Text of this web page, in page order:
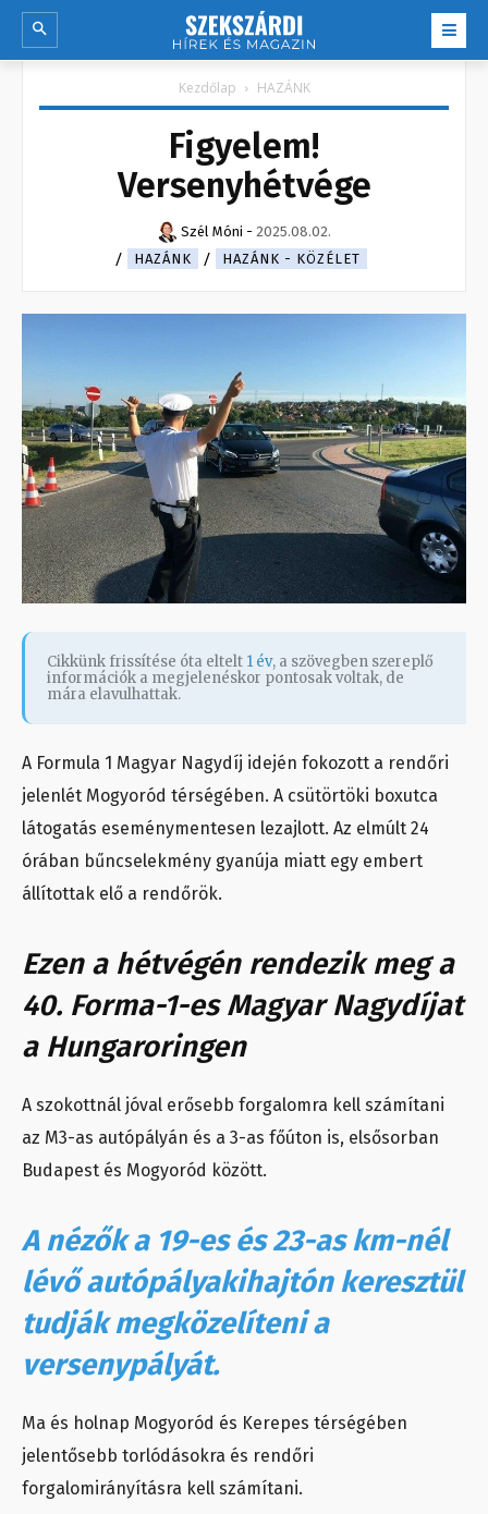
Kezdőlap HAZÁNK
Figyelem!
Versenyhétvége
Szél Móni - 2025.08.02.
HAZÁNK
HAZÁNK - KÖZÉLET
Cikkünk frissítése óta eltelt 1 év, a szövegben szereplő
információk a megjelenéskor pontosak voltak, de
mára elavulhattak.
A Formula 1 Magyar Nagydíj idején fokozott a rendőri
jelenlét Mogyoród térségében. A csütörtöki boxutca
látogatás eseménymentesen lezajlott. Az elmúlt 24
órában bűncselekmény gyanúja miatt egy embert
állítottak elő a rendőrök.
Ezen a hétvégén rendezik meg a
40. Forma-1-es Magyar Nagydíjat
a Hungaroringen
A szokottnál jóval erősebb forgalomra kell számítani
az M3-as autópályán és a 3-as főúton is, elsősorban
Budapest és Mogyoród között.
A nézők a 19-es és 23-as km-nél
lévő autópályakihajtón keresztül
tudják megközelíteni a
versenypályát.
Ma és holnap Mogyoród és Kerepes térségében
jelentősebb torlódásokra és rendőri
forgalomirányításra kell számítani.